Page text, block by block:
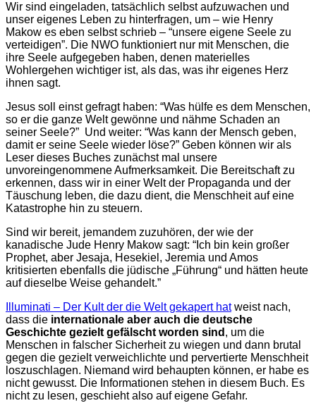
Wir sind eingeladen, tatsächlich selbst aufzuwachen und
unser eigenes Leben zu hinterfragen, um – wie Henry
Makow es eben selbst schrieb – “unsere eigene Seele zu
verteidigen”. Die NWO funktioniert nur mit Menschen, die
ihre Seele aufgegeben haben, denen materielles
Wohlergehen wichtiger ist, als das, was ihr eigenes Herz
ihnen sagt.
Jesus soll einst gefragt haben: “Was hülfe es dem Menschen,
so er die ganze Welt gewönne und nähme Schaden an
seiner Seele?” Und weiter: “Was kann der Mensch geben,
damit er seine Seele wieder löse?” Geben können wir als
Leser dieses Buches zunächst mal unsere
unvoreingenommene Aufmerksamkeit. Die Bereitschaft zu
erkennen, dass wir in einer Welt der Propaganda und der
Täuschung leben, die dazu dient, die Menschheit auf eine
Katastrophe hin zu steuern.
Sind wir bereit, jemandem zuzuhören, der wie der
kanadische Jude Henry Makow sagt: “Ich bin kein großer
Prophet, aber Jesaja, Hesekiel, Jeremia und Amos
kritisierten ebenfalls die jüdische „Führung“ und hätten heute
auf dieselbe Weise gehandelt.”
Illuminati – Der Kult der die Welt gekapert hatweist nach,
dass die internationale aber auch die deutsche
Geschichte gezielt gefälscht worden sind , um die
Menschen in falscher Sicherheit zu wiegen und dann brutal
gegen die gezielt verweichlichte und pervertierte Menschheit
loszuschlagen. Niemand wird behaupten können, er habe es
nicht gewusst. Die Informationen stehen in diesem Buch. Es
nicht zu lesen, geschieht also auf eigene Gefahr.